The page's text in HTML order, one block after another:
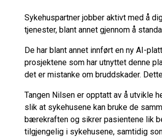
Sykehuspartner jobber aktivt med å
tjenester, blant annet gjennom å
De har blant annet innført en ny AI-
prosjektene som har utnyttet denne
det er mistanke om bruddskader.
Tangen Nilsen er opptatt av å utvikle
slik at sykehusene kan bruke de
bærekraften og sikrer pasientene lik
tilgjengelig i sykehusene, samtidig